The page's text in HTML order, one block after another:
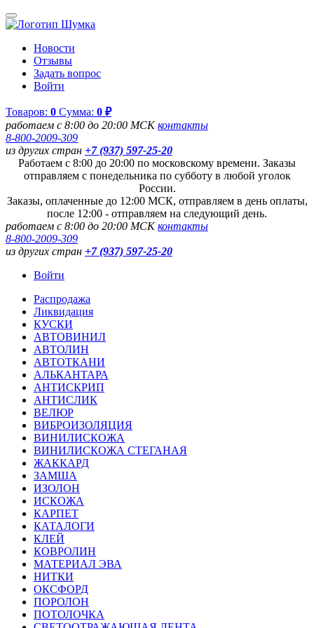
Новости
Отзывы
Задать вопрос
Войти
Товаров: 0 Сумма: 0 ₽
работаем с 8:00 до 20:00 МСКконтакты
8-800-2009-309
из других стран +7 (937) 597-25-20
Работаем с 8:00 до 20:00 по московскому времени. Заказы
отправляем с понедельника по субботу в любой уголок
России.
Заказы, оплаченные до 12:00 МСК, отправляем в день оплаты,
после 12:00 - отправляем на следующий день.
работаем с 8:00 до 20:00 МСКконтакты
8-800-2009-309
из других стран +7 (937) 597-25-20
Войти
Распродажа
Ликвидация
КУСКИ
АВТОВИНИЛ
АВТОЛИН
АВТОТКАНИ
АЛЬКАНТАРА
АНТИСКРИП
АНТИСЛИК
ВЕЛЮР
ВИБРОИЗОЛЯЦИЯ
ВИНИЛИСКОЖА
ВИНИЛИСКОЖА СТЕГАНАЯ
ЖАККАРД
ЗАМША
ИЗОЛОН
ИСКОЖА
КАРПЕТ
КАТАЛОГИ
КЛЕЙ
КОВРОЛИН
МАТЕРИАЛ ЭВА
НИТКИ
ОКСФОРД
ПОРОЛОН
ПОТОЛОЧКА